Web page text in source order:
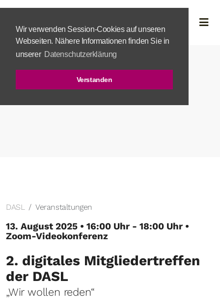
Wir verwenden Session-Cookies auf unseren
Webseiten. Nähere Informationen finden Sie in
unserer Datenschutzerklärung
Verstanden
DASL Veranstaltungen
13. August 2025 • 16:00 Uhr - 18:00 Uhr •
Zoom-Videokonferenz
2. digitales Mitgliedertreffen
der DASL
„Wir wollen reden“